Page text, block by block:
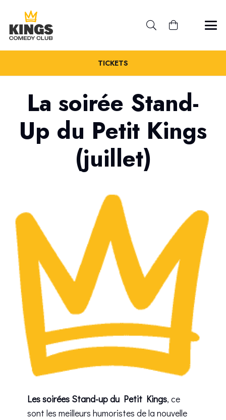
TICKETS
La soirée Stand-
Up du Petit Kings
(juillet)
Les soirées Stand-up du Petit Kings, ce
sont les meilleurs humoristes de la nouvelle